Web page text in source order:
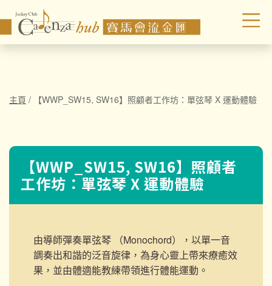
主頁 / 【WWP_SW15, SW16】照顧者工作坊：單弦琴 X 運動體驗
【WWP_SW15, SW16】照顧者
工作坊：單弦琴 X 運動體驗
由導師彈奏單弦琴 （Monochord），以單一音
調奏出和諧的泛音旋律，為身心靈上帶來療癒效
果，並由體適能教練帶領進行體能運動。